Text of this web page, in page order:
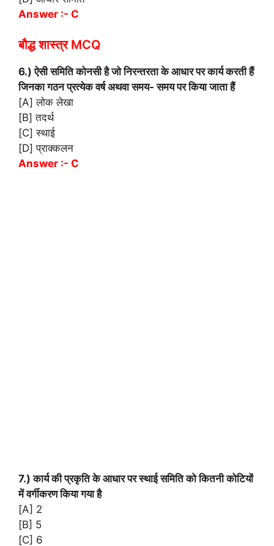
Answer :- C
बौद्ध शास्त्र MCQ
6.) ऐसी समिति कोनसी है जो निरन्तरता के आधार पर कार्य करती हैं
जिनका गठन प्रत्येक वर्ष अथवा समय- समय पर किया जाता हैं
[A] लोक लेखा
[B] तदर्थ
[C] स्थाई
[D] प्राक्कलन
Answer :- C
7.) कार्य की प्रकृति के आधार पर स्थाई समिति को कितनी कोटियों
में वर्गीकरण किया गया है
[A] 2
[B] 5
[C] 6